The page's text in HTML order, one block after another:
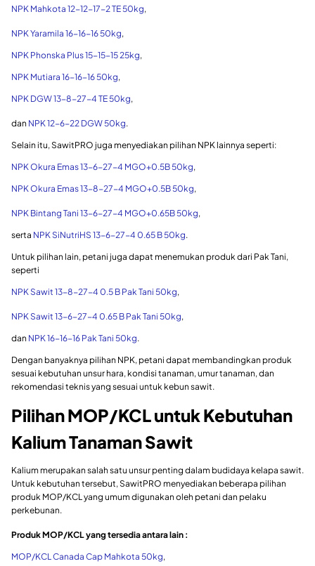
NPK Mahkota 12-12-17-2 TE 50kg,
NPK Yaramila 16-16-16 50kg,
NPK Phonska Plus 15-15-15 25kg,
NPK Mutiara 16-16-16 50kg,
NPK DGW 13-8-27-4 TE 50kg,
dan NPK 12-6-22 DGW 50kg.
Selain itu, SawitPRO juga menyediakan pilihan NPK lainnya seperti:
NPK Okura Emas 13-6-27-4 MGO+0.5B 50kg,
NPK Okura Emas 13-8-27-4 MGO+0.5B 50kg,
NPK Bintang Tani 13-6-27-4 MGO+0.65B 50kg,
serta NPK SiNutriHS 13-6-27-4 0.65 B 50kg.
Untuk pilihan lain, petani juga dapat menemukan produk dari Pak Tani,
seperti
NPK Sawit 13-8-27-4 0.5 B Pak Tani 50kg,
NPK Sawit 13-6-27-4 0.65 B Pak Tani 50kg,
dan NPK 16-16-16 Pak Tani 50kg.
Dengan banyaknya pilihan NPK, petani dapat membandingkan produk
sesuai kebutuhan unsur hara, kondisi tanaman, umur tanaman, dan
rekomendasi teknis yang sesuai untuk kebun sawit.
Pilihan MOP/KCL untuk Kebutuhan
Kalium Tanaman Sawit
Kalium merupakan salah satu unsur penting dalam budidaya kelapa sawit.
Untuk kebutuhan tersebut, SawitPRO menyediakan beberapa pilihan
produk MOP/KCL yang umum digunakan oleh petani dan pelaku
perkebunan.
Produk MOP/KCL yang tersedia antara lain :
MOP/KCL Canada Cap Mahkota 50kg,